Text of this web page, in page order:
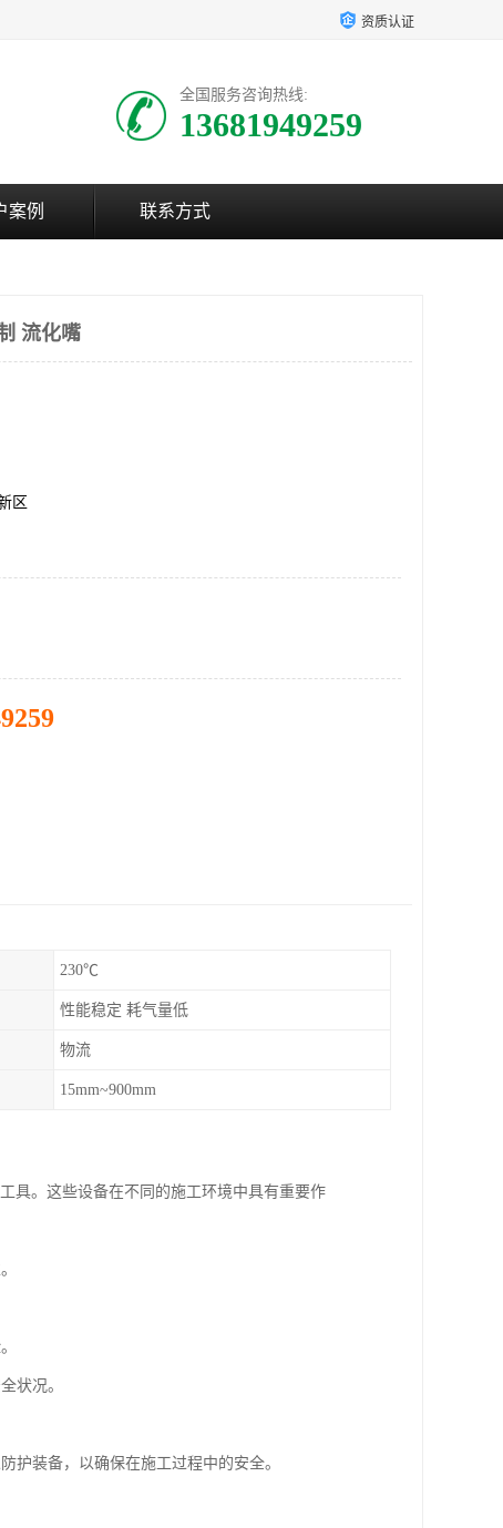
资质认证
全国服务咨询热线:
13681949259
案例 联系方式
流化嘴
区
230℃
性能稳定 耗气量低
物流
15mm~900mm
具。这些设备在不同的施工环境中具有重要作
状况。
护装备，以确保在施工过程中的安全。